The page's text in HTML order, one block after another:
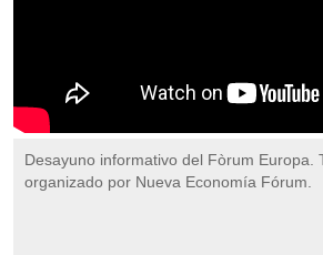
Desayuno informativo del Fòrum Europa.
organizado por Nueva Economía Fórum.